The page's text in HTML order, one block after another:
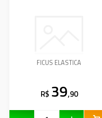
FICUS ELASTICA
R$ 39,90